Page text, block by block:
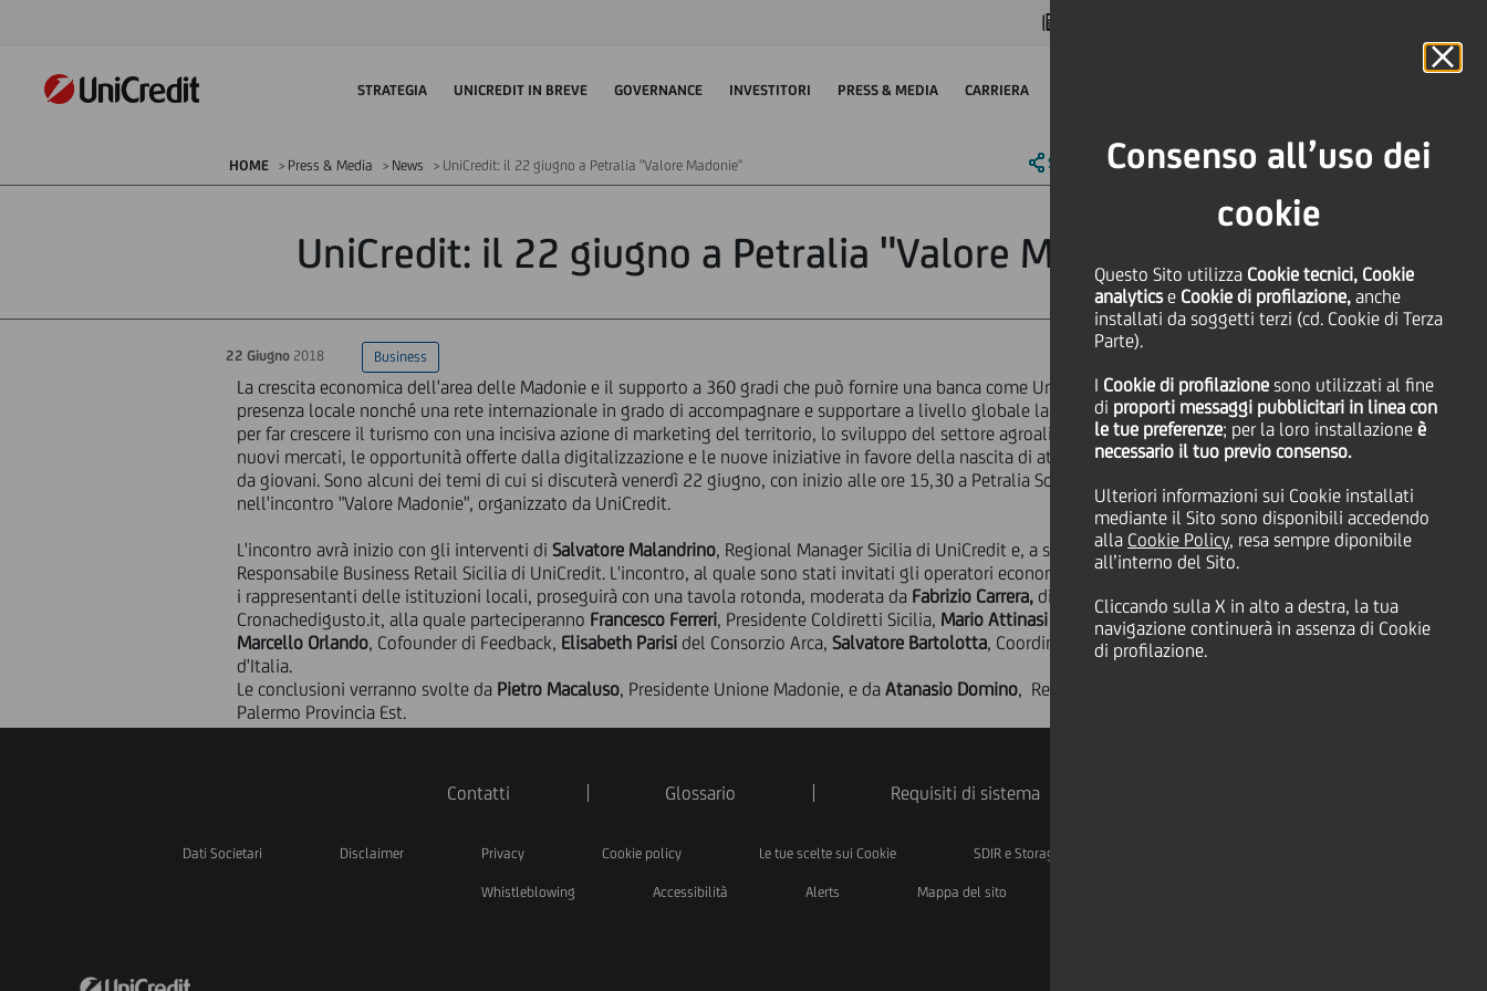
Consenso all’uso dei
cookie
Questo Sito utilizza Cookie tecnici, Cookie
analyticse Cookie di profilazione, anche
installati da soggetti terzi (cd. Cookie di Terza
Parte).
I Cookie di profilazione sono utilizzati al fine
di proporti messaggi pubblicitari in linea con
le tue preferenze; per la loro installazione è
necessario il tuo previo consenso.
Ulteriori informazioni sui Cookie installati
mediante il Sito sono disponibili accedendo
alla Cookie Policy, resa sempre diponibile
all’interno del Sito.
Cliccando sulla X in alto a destra, la tua
navigazione continuerà in assenza di Cookie
di profilazione.
STRATEGIA UNICREDIT IN BREVE GOVERNANCE INVESTITORI PRESS & MEDIA CARRIERA
HOME Press & Media News UniCredit: il 22 giugno a Petralia "Valore Madonie" SHARE PRINT SEND
UniCredit: il 22 giugno a Petralia "Valore Madonie"
22 Giugno 2018 Business
La crescita economica dell'area delle Madonie e il supporto a 360 gradi che può fornire una banca come UniCredit, con una forte
presenza locale nonché una rete internazionale in grado di accompagnare e supportare a livello globale la propria clientela. Le azioni
per far crescere il turismo con una incisiva azione di marketing del territorio, lo sviluppo del settore agroalimentare con l'apertura a
nuovi mercati, le opportunità offerte dalla digitalizzazione e le nuove iniziative in favore della nascita di attività imprenditoriali avviate
da giovani. Sono alcuni dei temi di cui si discuterà venerdì 22 giugno, con inizio alle ore 15,30 a Petralia Sottana (Villa Sant'Andrea)
nell'incontro "Valore Madonie", organizzato da UniCredit.
L'incontro avrà inizio con gli interventi diSalvatore Malandrino, Regional Manager Sicilia di UniCredit e, a seguire, di Vittorio La Placa,
Responsabile Business Retail Sicilia di UniCredit. L'incontro, al quale sono stati invitati gli operatori economici dell'area delle Madonie e
i rappresentanti delle istituzioni locali, proseguirà con una tavola rotonda, moderata da Fabrizio Carrera, direttore di
Cronachedigusto.it, alla quale parteciperanno Francesco Ferreri, Presidente Coldiretti Sicilia, Mario Attinasi di Assohotel Confesercenti,
Marcello Orlando, Cofounder di Feedback, Elisabeth Parisi del Consorzio Arca,Salvatore Bartolotta, Coordinatore Sicilia Borghi più Belli
d'Italia.
Le conclusioni verranno svolte da Pietro Macaluso, Presidente Unione Madonie, e daAtanasio Domino, Responsabile Area Retail
Palermo Provincia Est.
Contatti Glossario Requisiti di sistema
Dati Societari Disclaimer Privacy Cookie policy Le tue scelte sui Cookie SDIR e Storage
Whistleblowing Accessibilità Alerts Mappa del sito